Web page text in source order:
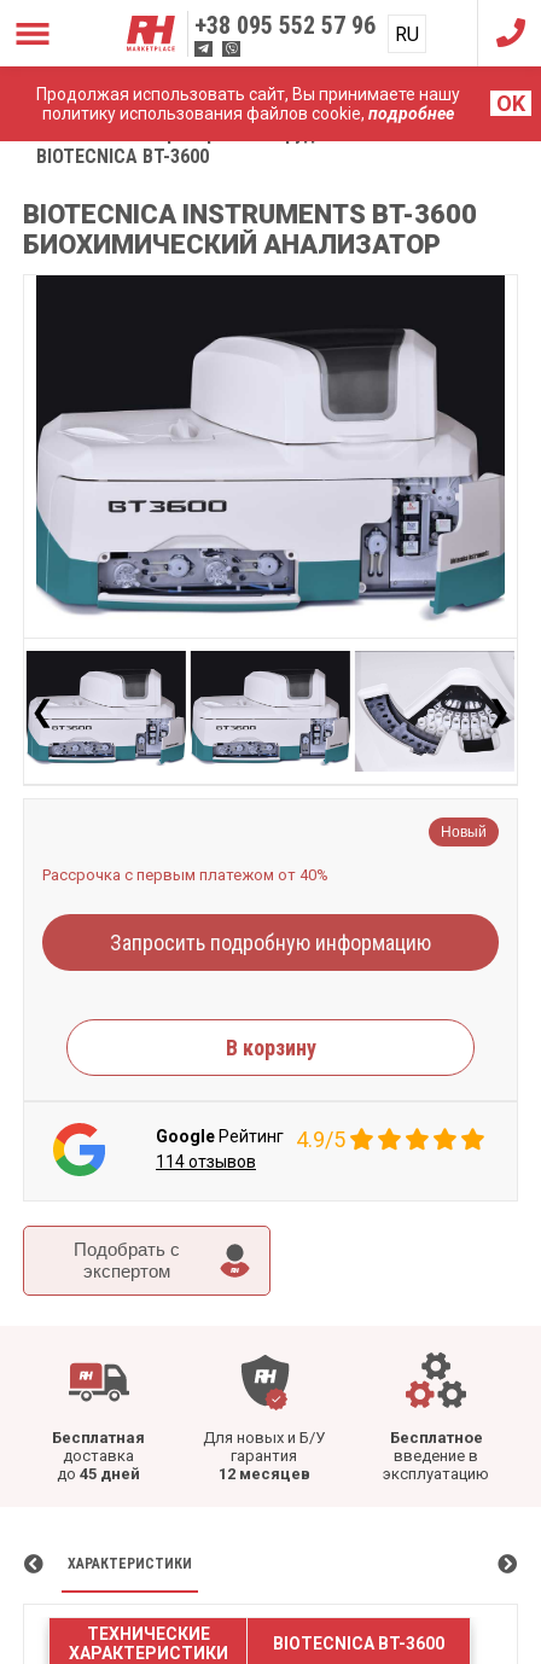
Продолжая использовать сайт, Вы принимаете нашу
политику использования файлов cookie, подробнее OK
+38 095 552 57 96 RU
UA
BIOTECNICA BT-3600
BIOTECNICA INSTRUMENTS BT-3600
БИОХИМИЧЕСКИЙ АНАЛИЗАТОР
❮ ❯
Подобрать c
экспертом
Бесплатная
доставка
до 45 дней
Для новых и Б/У
гарантия
12 месяцев
Бесплатное
введение в
эксплуатацию
Новый
Рассрочка с первым платежом от 40%
Запросить подробную информацию
В корзину
Google Рейтинг 4.9/5
114 отзывов
ХАРАКТЕРИСТИКИ
ТЕХНИЧЕСКИЕ
ХАРАКТЕРИСТИКИ
BIOTECNICA BT-3600